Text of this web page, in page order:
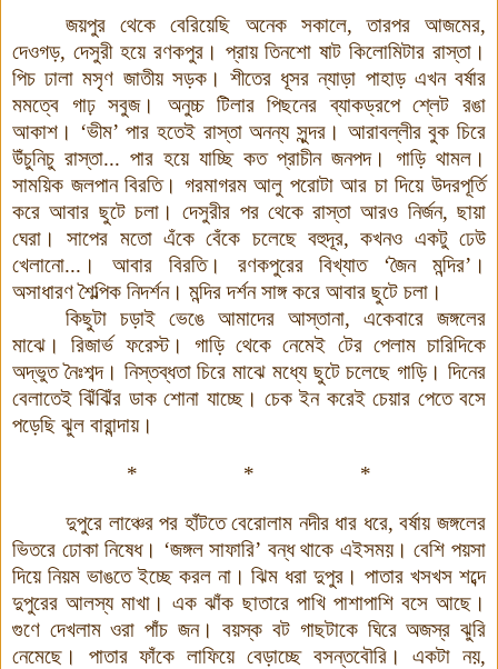
জয়পুর থেকে বেরিয়েছি অনেক সকালে, তারপর আজমের,
দেওগড়, দেসুরী হয়ে রণকপুর। প্রায় তিনশো ষাট কিলোমিটার রাস্তা ।
পিচ ঢালা মসৃণ জাতীয় সড়ক। শীতের ধূসর ন্যাড়া পাহাড় এখন বর্ষার
মমত্বে গাঢ় সবুজ। অনুচ্চ টিলার পিছনের ব্যাকড্রপে শ্লেট রঙা
আকাশ। ‘ভীম’ পার হতেই রাস্তা অনন্য সুন্দর। আরাবল্লীর বুক চিরে
উঁচুনিচু রাস্তা... পার হয়ে যাচ্ছি কত প্রাচীন জনপদ। গাড়ি থামল।
সাময়িক জলপান বিরতি। গরমাগরম আলু পরোটা আর চা দিয়ে উদরপূর্তি
করে আবার ছুটে চলা। দেসুরীর পর থেকে রাস্তা আরও নির্জন, ছায়া
ঘেরা ।সাপের মতো এঁকে বেঁকে চলেছে বহুদূর, কখনও একটু ঢেউ
খেলানো... । আবার বিরতি। রণকপুরের বিখ্যাত ‘জৈন মন্দির’ ।
অসাধারণ শৈল্পিক নিদর্শন। মন্দির দর্শন সাঙ্গ করে আবার ছুটে চলা।
কিছুটা চড়াই ভেঙে আমাদের আস্তানা, একেবারে জঙ্গলের
মাঝে। রিজার্ভ ফরেস্ট। গাড়ি থেকে নেমেই টের পেলাম চারিদিকে
অদ্ভুত নৈঃশব্দ। নিস্তব্ধতা চিরে মাঝে মধ্যে ছুটে চলেছে গাড়ি। দিনের
বেলাতেই ঝিঁঝিঁর ডাক শোনা যাচ্ছে। চেক ইন করেই চেয়ার পেতে বসে
পড়েছি ঝুল বারান্দায়।
* * *
দুপুরে লাঞ্চের পর হাঁটতে বেরোলাম নদীর ধার ধরে, বর্ষায় জঙ্গলের
ভিতরে ঢোকা নিষেধ। ‘জঙ্গল সাফারি’ বন্ধ থাকে এইসময়। বেশি পয়সা
দিয়ে নিয়ম ভাঙতে ইচ্ছে করল না। ঝিম ধরা দুপুর। পাতার খসখস শব্দে
দুপুরের আলস্য মাখা। এক ঝাঁক ছাতারে পাখি পাশাপাশি বসে আছে।
গুণে দেখলাম ওরা পাঁচ জন। বয়স্ক বট গাছটাকে ঘিরে অজস্র ঝুরি
নেমেছে। পাতার ফাঁকে লাফিয়ে বেড়াচ্ছে বসন্তবৌরি।
একটা নয়,